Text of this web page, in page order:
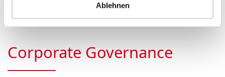
Ablehnen
ordentliche General­versa...
Corporate Governance